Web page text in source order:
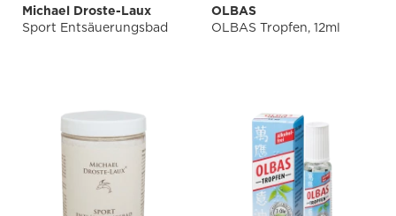
Michael Droste-Laux
Sport Entsäuerungsbad
OLBAS
OLBAS Tropfen, 12ml